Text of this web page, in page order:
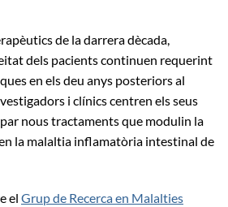
de la darrera dècada,
dels pacients continuen requerint
en els deu anys posteriors al
i clínics centren els seus
nous tractaments que modulin la
la malaltia inflamatòria intestinal de
el Grup de Recerca en Malalties